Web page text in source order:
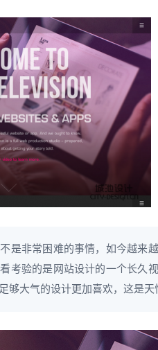
是非常困难的事情，如今越来
考验的是网站设计的一个长久
够大气的设计更加喜欢，这是天